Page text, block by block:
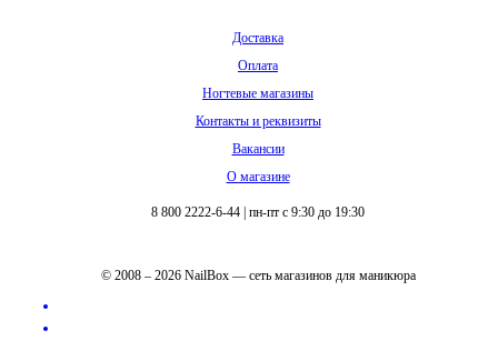
Доставка
Оплата
Ногтевые магазины
Контакты и реквизиты
Вакансии
О магазине
8 800 2222-6-44 пн-пт с 9:30 до 19:30
© 2008 – 2026 NailBox — сеть магазинов для маникюра